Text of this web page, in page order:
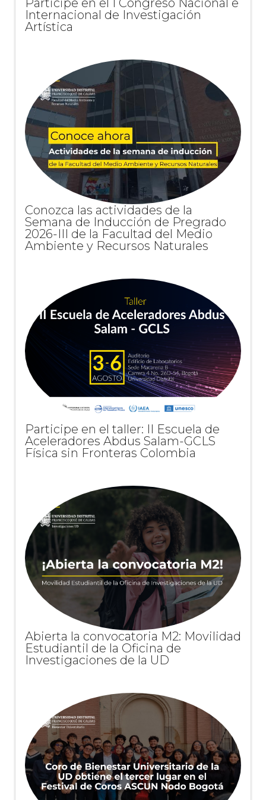
Participe en el I Congreso Nacional e
Internacional de Investigación
Artística
Conozca las actividades de la
Semana de Inducción de Pregrado
2026-III de la Facultad del Medio
Ambiente y Recursos Naturales
Participe en el taller: II Escuela de
Aceleradores Abdus Salam-GCLS
Física sin Fronteras Colombia
Abierta la convocatoria M2: Movilidad
Estudiantil de la Oficina de
Investigaciones de la UD